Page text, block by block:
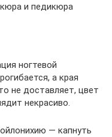
и педикюра
ногтевой
а края
не доставляет, цвет
некрасиво.
— капнуть